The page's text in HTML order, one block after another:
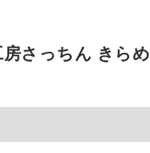
房さっちん きら